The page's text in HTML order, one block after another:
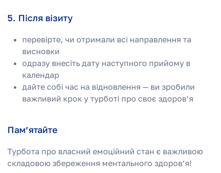
5. Після візиту
перевірте, чи отримали всі направлення та
висновки
одразу внесіть дату наступного прийому в
календар
дайте собі час на відновлення — ви зробили
важливий крок у турботі про своє здоров’я
Пам’ятайте
Турбота про власний емоційний стан є важливою
складовою збереження ментального здоров’я!